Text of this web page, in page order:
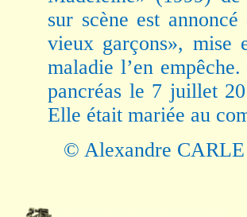
sur scène est
vieux garçons», mise
maladie l’en empêche.
pancréas le 7 juillet
Elle était mariée au
© Alexandre CARLE